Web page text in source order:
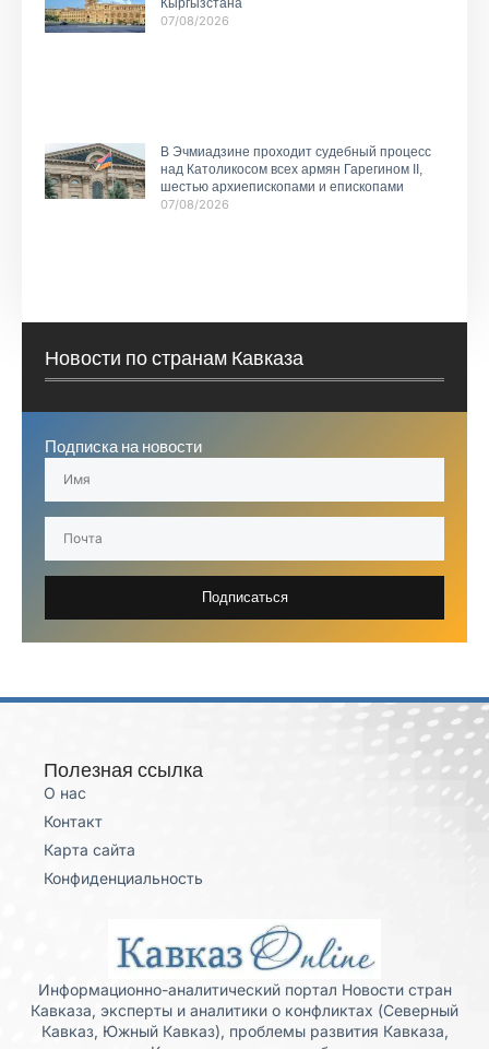
Кыргызстана
07/08/2026
В Эчмиадзине проходит судебный процесс
над Католикосом всех армян Гарегином II,
шестью архиепископами и епископами
07/08/2026
Новости по странам Кавказа
Подписка на новости
Подписаться
Полезная ссылка
О нас
Контакт
Карта сайта
Конфиденциальность
Информационно-аналитический портал Новости стран
Кавказа, эксперты и аналитики о конфликтах (Северный
Кавказ, Южный Кавказ), проблемы развития Кавказа,